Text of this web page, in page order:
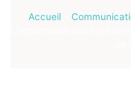
Accueil»